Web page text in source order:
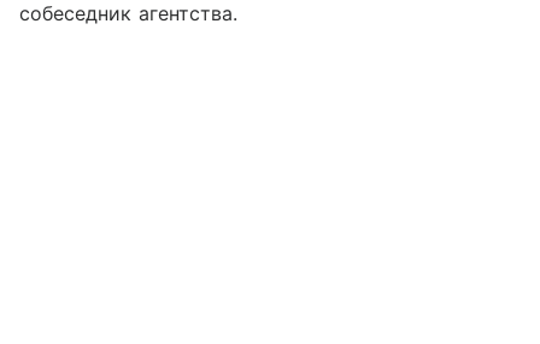
собеседник агентства.